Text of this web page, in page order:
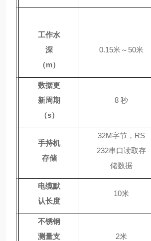
工作水
深
（m）
0.15米～50米
数据更
新周期
（s）
8 秒
手持机
存储
32M字节，RS
232串口读取存
储数据
电缆默
认长度
10米
不锈钢
测量支
2米